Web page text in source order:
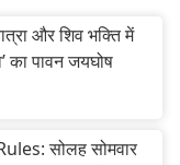
और शिव भक्ति में
का पावन जयघोष
सोलह सोमवार